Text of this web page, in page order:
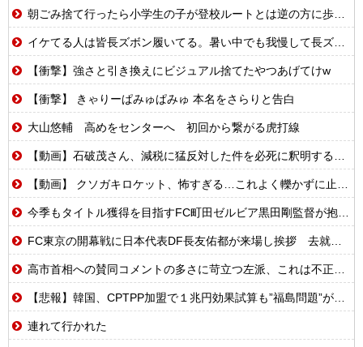
朝ごみ捨て行ったら小学生の子が登校ルートとは逆の方に歩いてた
イケてる人は皆長ズボン履いてる。暑い中でも我慢して長ズボン履いてる。半ズボンはモテ無い。厳しいって
【衝撃】強さと引き換えにビジュアル捨てたやつあげてけw
【衝撃】 きゃりーぱみゅぱみゅ 本名をさらりと告白
大山悠輔 高めをセンターへ 初回から繋がる虎打線
【動画】石破茂さん、減税に猛反対した件を必死に釈明するも更に大炎上wwwww
【動画】 クソガキロケット、怖すぎる…これよく轢かずに止まれたな
今季もタイトル獲得を目指すFC町田ゼルビア黒田剛監督が抱負を語る
FC東京の開幕戦に日本代表DF長友佑都が来場し挨拶 去就に注目集まる
高市首相への賛同コメントの多さに苛立つ左派、これは不正工作に違いない！と確信してしまった結果……
【悲報】韓国、CPTPP加盟で１兆円効果試算も”福島問題”が立ちはだかる
連れて行かれた